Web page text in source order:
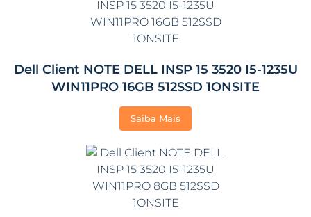
Dell Client NOTE DELL INSP 15 3520 I5-1235U
WIN11PRO 16GB 512SSD 1ONSITE
Saiba Mais